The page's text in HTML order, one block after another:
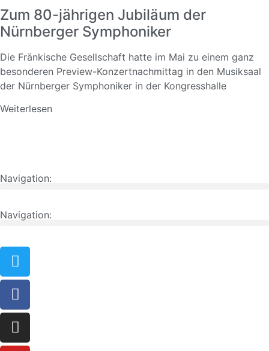
Zum 80-jährigen Jubiläum der
Nürnberger Symphoniker
Die Fränkische Gesellschaft hatte im Mai zu einem ganz
besonderen Preview-Konzertnachmittag in den Musiksaal
der Nürnberger Symphoniker in der Kongresshalle
Weiterlesen
Navigation:
Navigation: